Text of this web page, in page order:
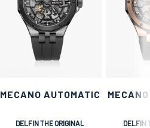
MECANO AUTOMATIC
DELFIN THE ORIGINAL DELFIN